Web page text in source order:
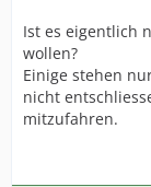
Ist es eigentlich
wollen?
Einige stehen
nicht
mitzufahren.